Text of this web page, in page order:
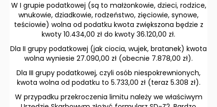
Blog informacyjny
Zadzwoń
Formularz
W I grupie podatkowej (są to małżonkowie, dzieci, rodzice,
wnukowie, dziadkowie, rodzeństwo, zięciowie, synowe,
teściowie) wolna od podatku kwota zwiększona będzie z
kwoty 10.434,00 zł do kwoty 36.120,00 zł.
Dla II grupy podatkowej (jak ciocia, wujek, bratanek) kwota
wolna wyniesie 27.090,00 zł (obecnie 7.878,00 zł).
Dla III grupy podatkowej, czyli osób niespokrewnionych,
kwota wolna od podatku to 5.733,00 zł (teraz 5.308 zł).
W przypadku przekroczenia limitu należy we właściwym